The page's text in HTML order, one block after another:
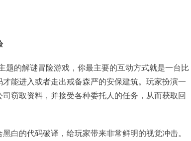
的解谜冒险游戏，你最主要的互动方式就是一台比
能进入或者走出戒备森严的安保建筑。玩家扮演一
窃取资料，并接受各种委托人的任务，从而获取回
白的代码破译，给玩家带来非常鲜明的视觉冲击。